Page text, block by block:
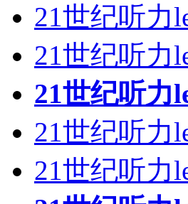
21世纪听力
21世纪听力
21世纪听力
21世纪听力
21世纪听力